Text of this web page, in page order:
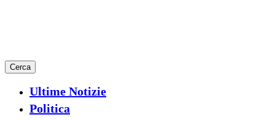
Cerca
Ultime Notizie
Politica